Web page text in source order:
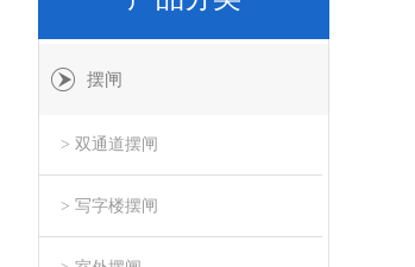
摆闸
> 双通道摆闸
> 写字楼摆闸